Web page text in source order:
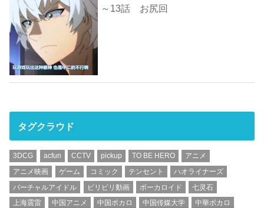
～13話 お尻回
タグクラウド
3DCG acfun CCTV pickup TO BE HERO
アニメ
アニメ映画
ゲーム コミック テンセント
ハオライナーズ
バーチャルアイドル
ビリビリ動画 ボーカロイド
七灵石
上海震雷
中国アニメ 中国ボカロ 中国传媒大学
中華ボカロ